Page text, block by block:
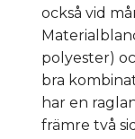
också vid
polyester)
bra
har en
främre två